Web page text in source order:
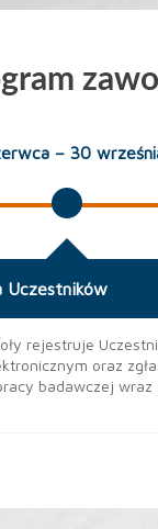
– 30
Uczestników
rejestruje
oraz
badawczej wraz